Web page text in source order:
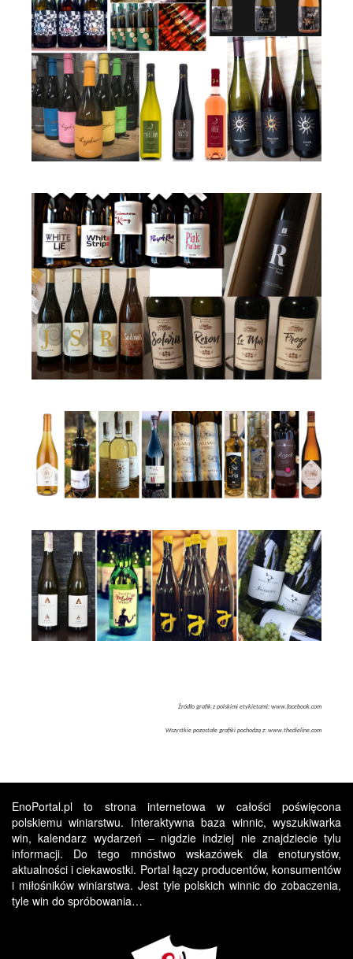
Źródło grafik z polskimi etykietami: www.facebook.com
Wszystkie pozostałe grafiki pochodzą z: www.thedieline.com
EnoPortal.pl to strona internetowa w całości poświęcona
polskiemu winiarstwu. Interaktywna baza winnic, wyszukiwarka
win, kalendarz wydarzeń – nigdzie indziej nie znajdziecie tylu
informacji. Do tego mnóstwo wskazówek dla enoturystów,
aktualności i ciekawostki. Portal łączy producentów, konsumentów
i miłośników winiarstwa. Jest tyle polskich winnic do zobaczenia,
tyle win do spróbowania…